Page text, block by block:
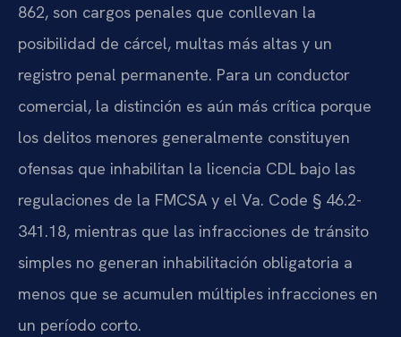
862, son cargos penales que conllevan la
posibilidad de cárcel, multas más altas y un
registro penal permanente. Para un conductor
comercial, la distinción es aún más crítica porque
los delitos menores generalmente constituyen
ofensas que inhabilitan la licencia CDL bajo las
regulaciones de la FMCSA y el Va. Code § 46.2-
341.18, mientras que las infracciones de tránsito
simples no generan inhabilitación obligatoria a
menos que se acumulen múltiples infracciones en
un período corto.